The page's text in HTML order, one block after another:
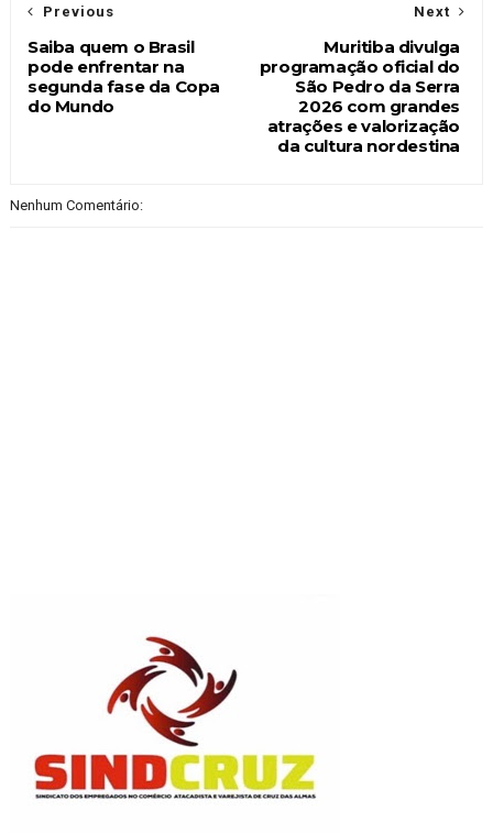
Next
Muritiba divulga
programação oficial do
São Pedro da Serra
2026 com grandes
atrações e valorização
da cultura nordestina
Previous
Saiba quem o Brasil
pode enfrentar na
segunda fase da Copa
do Mundo
Nenhum Comentário: